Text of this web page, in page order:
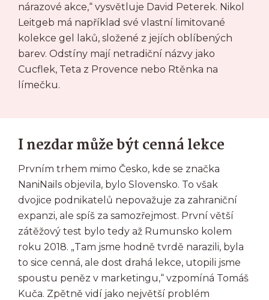
nárazové akce,“ vysvětluje David Peterek. Nikol
Leitgeb má například své vlastní limitované
kolekce gel laků, složené z jejích oblíbených
barev. Odstíny mají netradiční názvy jako
Cucflek, Teta z Provence nebo Rtěnka na
límečku.
I nezdar může být cenná lekce
Prvním trhem mimo Česko, kde se značka
NaniNails objevila, bylo Slovensko. To však
dvojice podnikatelů nepovažuje za zahraniční
expanzi, ale spíš za samozřejmost. První větší
zátěžový test bylo tedy až Rumunsko kolem
roku 2018. „Tam jsme hodně tvrdě narazili, byla
to sice cenná, ale dost drahá lekce, utopili jsme
spoustu peněz v marketingu,“ vzpomíná Tomáš
Kuča. Zpětně vidí jako největší problém